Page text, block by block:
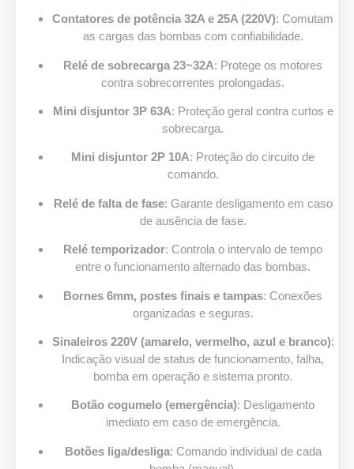
Contatores de potência 32A e 25A (220V): Comutam
as cargas das bombas com confiabilidade.
Relé de sobrecarga 23~32A: Protege os motores
contra sobrecorrentes prolongadas.
Mini disjuntor 3P 63A: Proteção geral contra curtos e
sobrecarga.
Mini disjuntor 2P 10A: Proteção do circuito de
comando.
Relé de falta de fase: Garante desligamento em caso
de ausência de fase.
Relé temporizador: Controla o intervalo de tempo
entre o funcionamento alternado das bombas.
Bornes 6mm, postes finais e tampas: Conexões
organizadas e seguras.
Sinaleiros 220V (amarelo, vermelho, azul e branco):
Indicação visual de status de funcionamento, falha,
bomba em operação e sistema pronto.
Botão cogumelo (emergência): Desligamento
imediato em caso de emergência.
Botões liga/desliga: Comando individual de cada